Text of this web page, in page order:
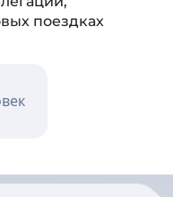
поездках